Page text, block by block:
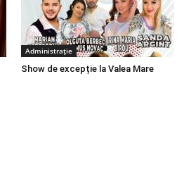
Administrație
Show de excepție la Valea Mare